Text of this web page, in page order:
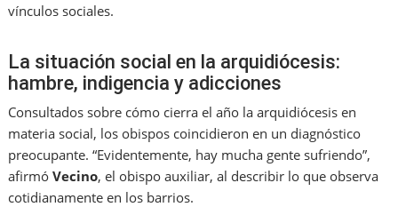
vínculos sociales.
La situación social en la arquidiócesis:
hambre, indigencia y adicciones
Consultados sobre cómo cierra el año la arquidiócesis en
materia social, los obispos coincidieron en un diagnóstico
preocupante. “Evidentemente, hay mucha gente sufriendo”,
afirmóVecino, el obispo auxiliar, al describir lo que observa
cotidianamente en los barrios.